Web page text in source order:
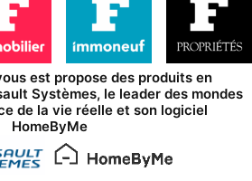
est propose des produits en
Systèmes, le leader des mondes
de la vie réelle et son logiciel
HomeByMe